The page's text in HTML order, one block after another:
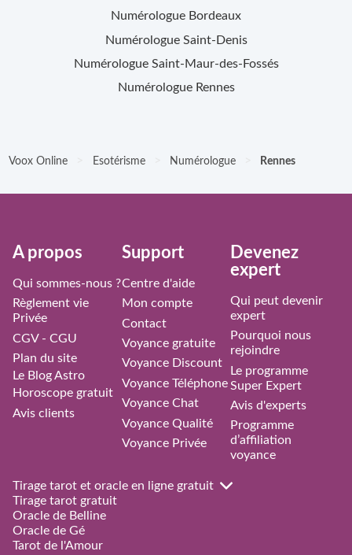
Numérologue Bordeaux
Numérologue Saint-Denis
Numérologue Saint-Maur-des-Fossés
Numérologue Rennes
Voox Online Esotérisme Numérologue Rennes
À propos
Qui sommes-nous ?
Règlement vie
Privée
CGV - CGU
Plan du site
Le Blog Astro
Horoscope gratuit
Avis clients
Support
Centre d'aide
Mon compte
Contact
Voyance gratuite
Voyance Discount
Voyance Téléphone
Voyance Chat
Voyance Qualité
Voyance Privée
Devenez
expert
Qui peut devenir
expert
Pourquoi nous
rejoindre
Le programme
Super Expert
Avis d'experts
Programme
d’affiliation
voyance
Tirage tarot et oracle en ligne gratuit
Tirage tarot gratuit
Oracle de Belline
Oracle de Gé
Tarot de l'Amour